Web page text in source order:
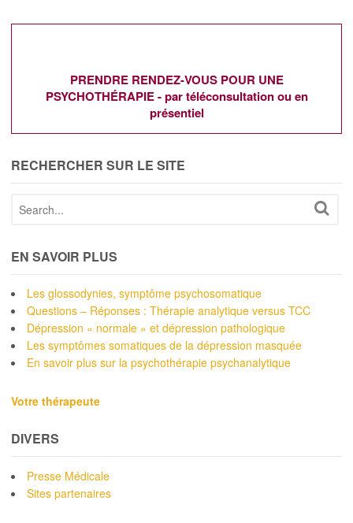
PRENDRE RENDEZ-VOUS POUR UNE
PSYCHOTHÉRAPIE - par téléconsultation ou en
présentiel
RECHERCHER SUR LE SITE
EN SAVOIR PLUS
Les glossodynies, symptôme psychosomatique
Questions – Réponses : Thérapie analytique versus TCC
Dépression « normale » et dépression pathologique
Les symptômes somatiques de la dépression masquée
En savoir plus sur la psychothérapie psychanalytique
Votre thérapeute
DIVERS
Presse Médicale
Sites partenaires